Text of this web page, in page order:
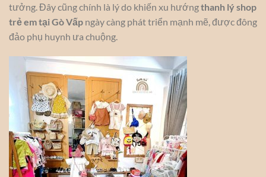
tưởng. Đây cũng chính là lý do khiến xu hướngthanh lý shop
trẻ em tại Gò Vấp ngày càng phát triển mạnh mẽ, được đông
đảo phụ huynh ưa chuộng.